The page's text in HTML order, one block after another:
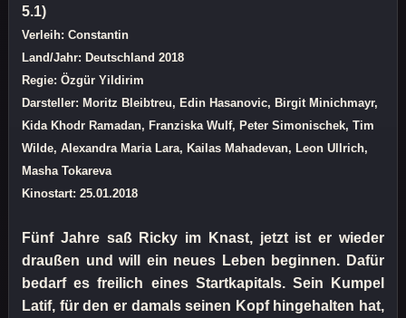
5.1)
Verleih: Constantin
Land/Jahr: Deutschland 2018
Regie: Özgür Yildirim
Darsteller: Moritz Bleibtreu, Edin Hasanovic, Birgit Minichmayr,
Kida Khodr Ramadan, Franziska Wulf, Peter Simonischek, Tim
Wilde, Alexandra Maria Lara, Kailas Mahadevan, Leon Ullrich,
Masha Tokareva
Kinostart: 25.01.2018
Fünf Jahre saß Ricky im Knast, jetzt ist er wieder
draußen und will ein neues Leben beginnen. Dafür
bedarf es freilich eines Startkapitals. Sein Kumpel
Latif, für den er damals seinen Kopf hingehalten hat,